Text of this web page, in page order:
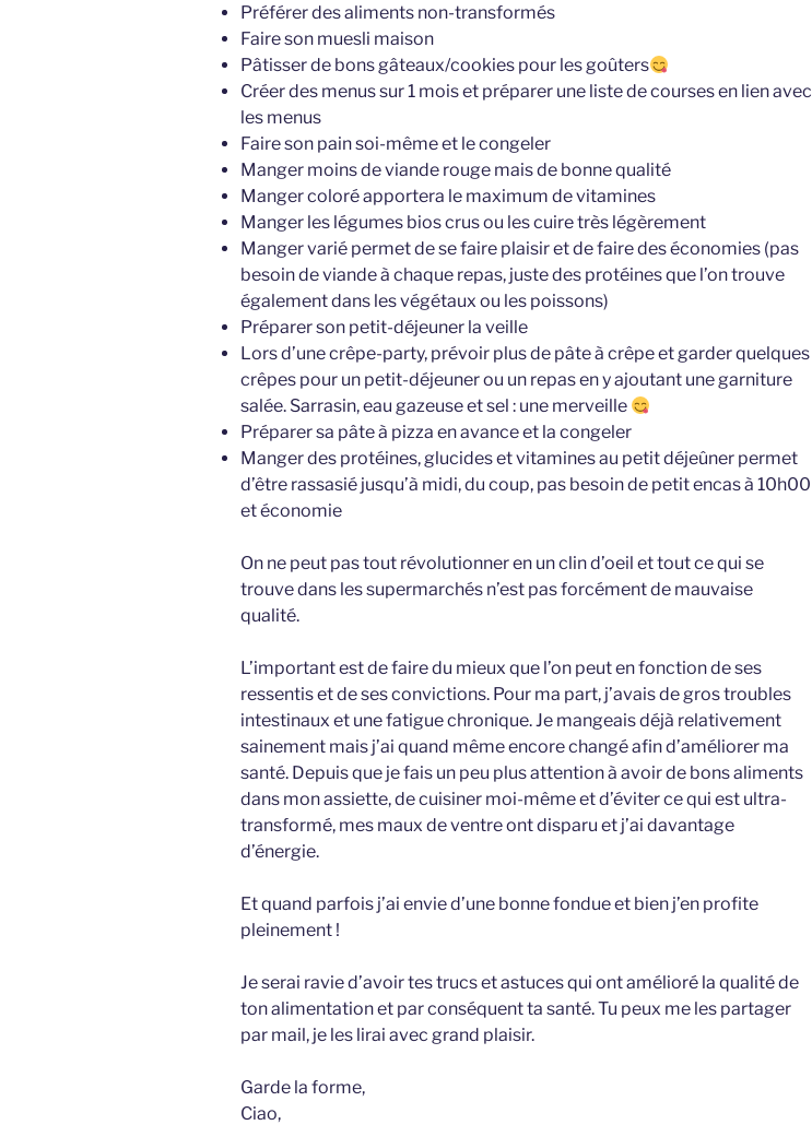
Préférer des aliments non-transformés
Faire son muesli maison
Pâtisser de bons gâteaux/cookies pour les goûters
Créer des menus sur 1 mois et préparer une liste de courses en lien avec
les menus
Faire son pain soi-même et le congeler
Manger moins de viande rouge mais de bonne qualité
Manger coloré apportera le maximum de vitamines
Manger les légumes bios crus ou les cuire très légèrement
Manger varié permet de se faire plaisir et de faire des économies (pas
besoin de viande à chaque repas, juste des protéines que l’on trouve
également dans les végétaux ou les poissons)
Préparer son petit-déjeuner la veille
Lors d’une crêpe-party, prévoir plus de pâte à crêpe et garder quelques
crêpes pour un petit-déjeuner ou un repas en y ajoutant une garniture
salée. Sarrasin, eau gazeuse et sel : une merveille
Préparer sa pâte à pizza en avance et la congeler
Manger des protéines, glucides et vitamines au petit déjeûner permet
d’être rassasié jusqu’à midi, du coup, pas besoin de petit encas à 10h00
et économie
On ne peut pas tout révolutionner en un clin d’oeil et tout ce qui se
trouve dans les supermarchés n’est pas forcément de mauvaise
qualité.
L’important est de faire du mieux que l’on peut en fonction de ses
ressentis et de ses convictions. Pour ma part, j’avais de gros troubles
intestinaux et une fatigue chronique. Je mangeais déjà relativement
sainement mais j’ai quand même encore changé afin d’améliorer ma
santé. Depuis que je fais un peu plus attention à avoir de bons aliments
dans mon assiette, de cuisiner moi-même et d’éviter ce qui est ultra-
transformé, mes maux de ventre ont disparu et j’ai davantage
d’énergie.
Et quand parfois j’ai envie d’une bonne fondue et bien j’en profite
pleinement !
Je serai ravie d’avoir tes trucs et astuces qui ont amélioré la qualité de
ton alimentation et par conséquent ta santé. Tu peux me les partager
par mail, je les lirai avec grand plaisir.
Garde la forme,
Ciao,